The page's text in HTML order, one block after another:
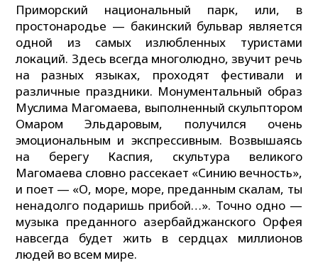
Приморский национальный парк, или, в
простонародье — бакинский бульвар является
одной из самых излюбленных туристами
локаций. Здесь всегда многолюдно, звучит речь
на разных языках, проходят фестивали и
различные праздники. Монументальный образ
Муслима Магомаева, выполненный скульптором
Омаром Эльдаровым, получился очень
эмоциональным и экспрессивным. Возвышаясь
на берегу Каспия, скультура великого
Магомаева словно рассекает «Синию вечность»,
и поет — «О, море, море, преданным скалам, ты
ненадолго подаришь прибой…». Точно одно —
музыка преданного азербайджанского Орфея
навсегда будет жить в сердцах миллионов
людей во всем мире.